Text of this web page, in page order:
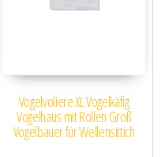
Vogelvoliere XL Vogelkäfig
Vogelhaus mit Rollen Groß
Vogelbauer für Wellensittich